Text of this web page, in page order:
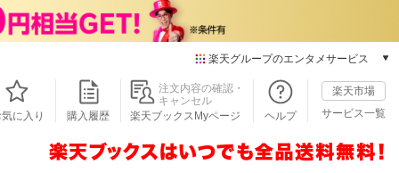
楽天グループのエンタメサービス
本/ゲーム/CD/DVD
楽天ブックス
楽天Kobo
気に入り 購入履歴
注文内容の確認・
キャンセル
楽天ブックスMyページ
ヘルプ
楽天市場
サービス一覧